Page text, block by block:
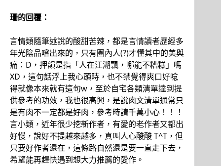
珊的回覆：
言情類隨筆述說的酸甜苦辣，都是言情讀者歷經多
年光陰品嚐出來的，只有圈內人(?)才懂其中的美與
痛：D，押韻是指「人在江湖飄，哪能不糟糕」嗎
XD，這句話浮上我心頭時，也不禁覺得爽口好唸
得就像本來就有這句w，至於自宅各類清單達到提
供參考的功效，我也很高興，是說肉文清單通常只
是有肉不一定都是好肉，參考時請千萬小心！！！
言小類，近年很少挖新作者，有愛的老作者又都出
好慢，說好不提越來越多，真叫人心酸酸 T^T，但
只要好作者還在，這條路自然還是要一直走下去，
希望能再趕快遇到想大力推薦的愛作。